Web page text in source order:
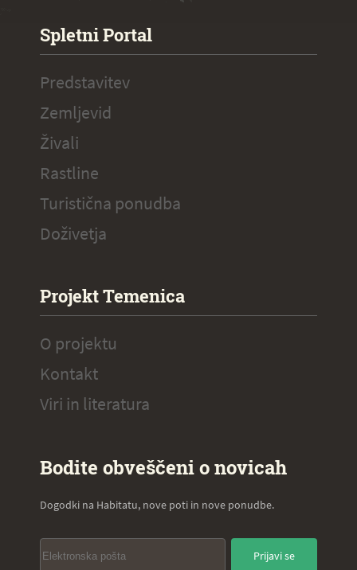
Spletni Portal
Predstavitev
Zemljevid
Živali
Rastline
Turistična ponudba
Doživetja
Projekt Temenica
O projektu
Kontakt
Viri in literatura
Bodite obveščeni o novicah
Dogodki na Habitatu, nove poti in nove ponudbe.
Prijavi se